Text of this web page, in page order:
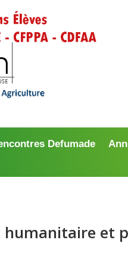
Defumade
et